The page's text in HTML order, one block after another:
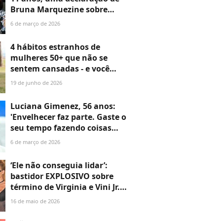
Bruna Marquezine sobre
término com Neymar
diz sobre encerramentos
difíceis?
6 de março de 2026
4 hábitos estranhos de
mulheres 50+ que não se
sentem cansadas - e você
provavelmente não faz,
especializada em
metabolismo feminino
19 de junho de 2026
Luciana Gimenez, 56 anos:
'Envelhecer faz parte. Gaste o
seu tempo fazendo coisas
boas para sua saúde.
precisa colocar mais'
6 de março de 2026
‘Ele não conseguia lidar’:
bastidor EXPLOSIVO sobre
término de Virginia e Vini Jr.
vem à tona por amigos
16 de maio de 2026